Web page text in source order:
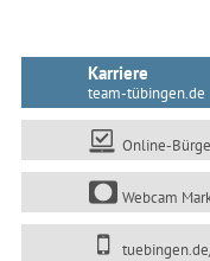
Karriere
team-tübingen.de
Online-
Webcam